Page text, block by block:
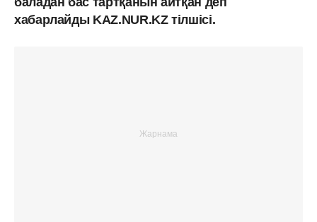
хабарлайды KAZ.NUR.KZ тілшісі.